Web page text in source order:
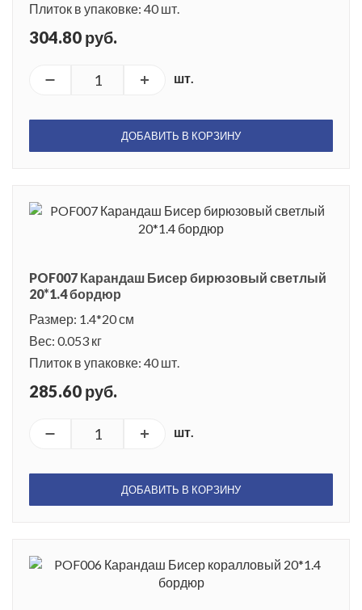
Плиток в упаковке: 40 шт.
304.80 руб.
шт.
ДОБАВИТЬ В КОРЗИНУ
POF007 Карандаш Бисер бирюзовый светлый
20*1.4 бордюр
Размер: 1.4*20 см
Вес: 0.053 кг
Плиток в упаковке: 40 шт.
285.60 руб.
шт.
ДОБАВИТЬ В КОРЗИНУ